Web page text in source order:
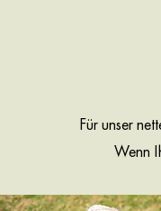
Für unser
Wenn